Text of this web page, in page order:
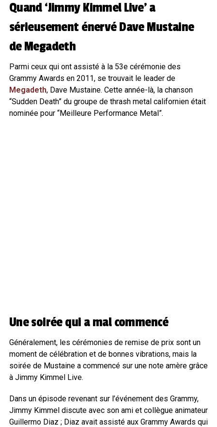
Quand ‘Jimmy Kimmel Live’ a
sérieusement énervé Dave Mustaine
de Megadeth
Parmi ceux qui ont assisté à la 53e cérémonie des
Grammy Awards en 2011, se trouvait le leader de
Megadeth, Dave Mustaine. Cette année-là, la chanson
“Sudden Death” du groupe de thrash metal californien était
nominée pour “Meilleure Performance Metal”.
Une soirée qui a mal commencé
Généralement, les cérémonies de remise de prix sont un
moment de célébration et de bonnes vibrations, mais la
soirée de Mustaine a commencé sur une note amère grâce
à Jimmy Kimmel Live.
Dans un épisode revenant sur l’événement des Grammy,
Jimmy Kimmel discute avec son ami et collègue animateur
Guillermo Diaz ; Diaz avait assisté aux Grammy Awards qui